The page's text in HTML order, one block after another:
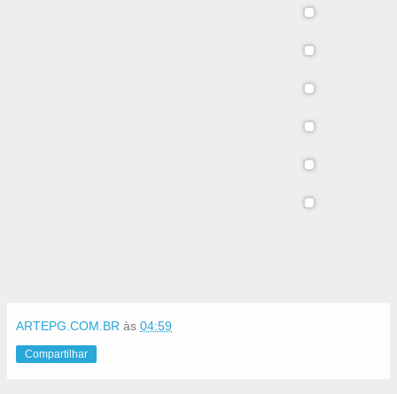
ARTEPG.COM.BR às 04:59
Compartilhar